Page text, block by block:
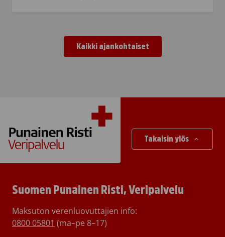
Kaikki ajankohtaiset
Takaisin ylös
Suomen Punainen Risti, Veripalvelu
Maksuton verenluovuttajien info:
0800 05801 (ma–pe 8–17)